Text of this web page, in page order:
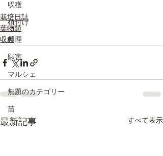
収穫
植付け
料理
獣害
マルシェ
無題のカテゴリー
苗
栽培日誌
葉物類
収穫
最新記事 すべて表示